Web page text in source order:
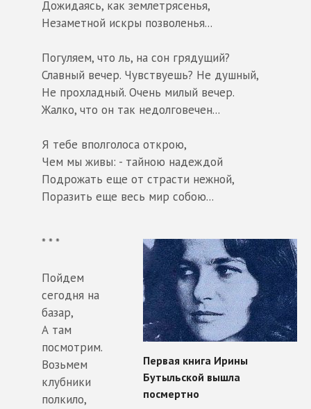
Дожидаясь, как землетрясенья,
Незаметной искры позволенья...
Погуляем, что ль, на сон грядущий?
Славный вечер. Чувствуешь? Не душный,
Не прохладный. Очень милый вечер.
Жалко, что он так недолговечен...
Я тебе вполголоса открою,
Чем мы живы: - тайною надеждой
Подрожать еще от страсти нежной,
Поразить еще весь мир собою...
* * *
Пойдем
сегодня на
базар,
А там
посмотрим.
Возьмем
клубники
полкило,